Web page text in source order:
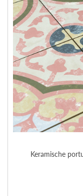
Keramische